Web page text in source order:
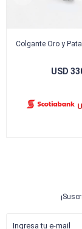
Colgante Oro y
USD